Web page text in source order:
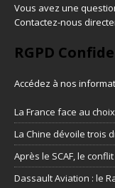
Vous avez une
Contactez-nous
RGPD
Accédez à nos
La France face au
La Chine dévoile trois
Après le SCAF, le
Dassault Aviation : le